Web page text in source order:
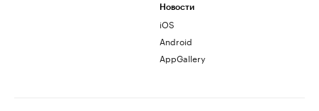
Новости
iOS
Android
AppGallery